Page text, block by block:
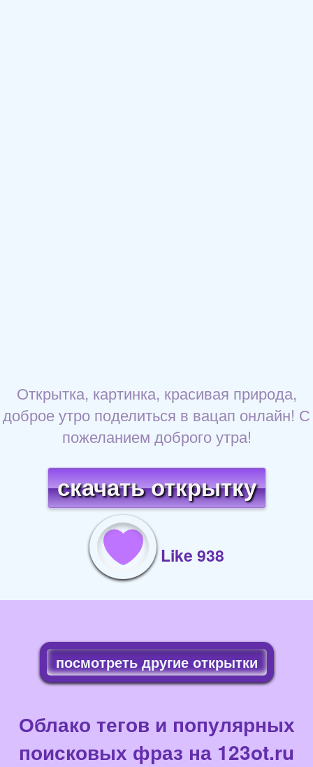
Открытка, картинка, красивая природа,
доброе утро поделиться в вацап онлайн! С
пожеланием доброго утра!
скачать открытку
Like 938
посмотреть другие открытки
Облако тегов и популярных
поисковых фраз на 123ot.ru